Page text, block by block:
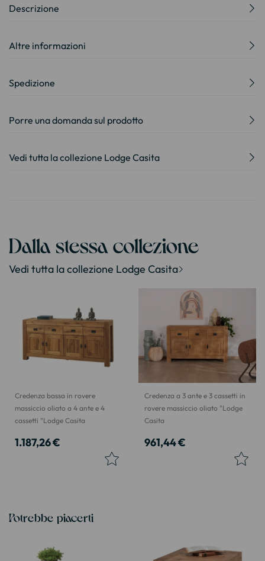
Descrizione
Altre informazioni
Spedizione
Porre una domanda sul prodotto
Vedi tutta la collezione Lodge Casita
Dalla stessa collezione
Vedi tutta la collezione Lodge Casita
Credenza bassa in rovere
massiccio oliato a 4 ante e 4
cassetti "Lodge Casita
1.187,26 €
Credenza a 3 ante e 3 cassetti in
rovere massiccio oliato "Lodge
Casita
961,44 €
Potrebbe piacerti